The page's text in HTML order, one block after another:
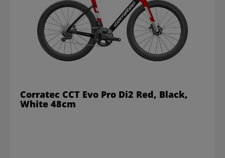
Corratec CCT Evo Pro Di2 Red, Black,
White 48cm